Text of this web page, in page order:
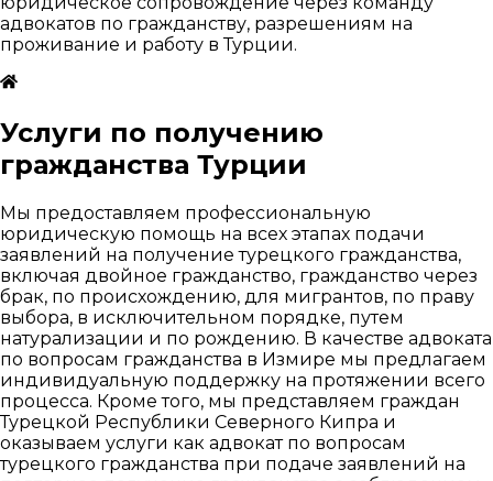
адвокатов по гражданству, разрешениям на
проживание и работу в Турции.
Услуги по получению
гражданства Турции
Мы предоставляем профессиональную
юридическую помощь на всех этапах подачи
заявлений на получение турецкого гражданства,
включая двойное гражданство, гражданство через
брак, по происхождению, для мигрантов, по праву
выбора, в исключительном порядке, путем
натурализации и по рождению. В качестве адвоката
по вопросам гражданства в Измире мы предлагаем
индивидуальную поддержку на протяжении всего
процесса. Кроме того, мы представляем граждан
Турецкой Республики Северного Кипра и
оказываем услуги как адвокат по вопросам
турецкого гражданства при подаче заявлений на